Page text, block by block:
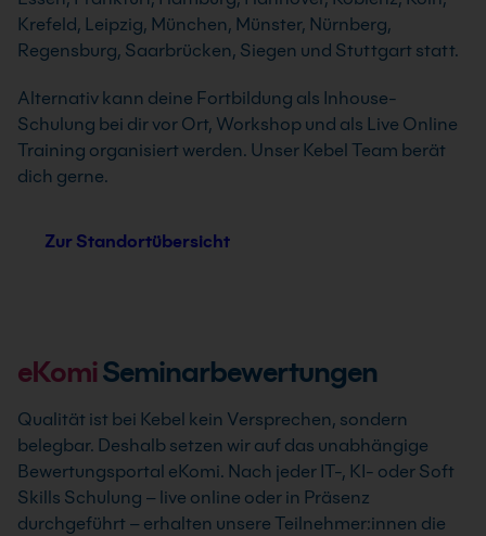
Krefeld, Leipzig, München, Münster, Nürnberg,
Regensburg, Saarbrücken, Siegen und Stuttgart statt.
Alternativ kann deine Fortbildung als Inhouse-
Schulung bei dir vor Ort, Workshop und als Live Online
Training organisiert werden. Unser Kebel Team berät
dich gerne.
Zur Standortübersicht
eKomiSeminarbewertungen
Qualität ist bei Kebel kein Versprechen, sondern
belegbar. Deshalb setzen wir auf das unabhängige
Bewertungsportal eKomi. Nach jeder IT-, KI- oder Soft
Skills Schulung – live online oder in Präsenz
durchgeführt – erhalten unsere Teilnehmer:innen die